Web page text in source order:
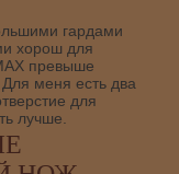
гардами
хорош для
превыше
меня есть два
для
лучше.